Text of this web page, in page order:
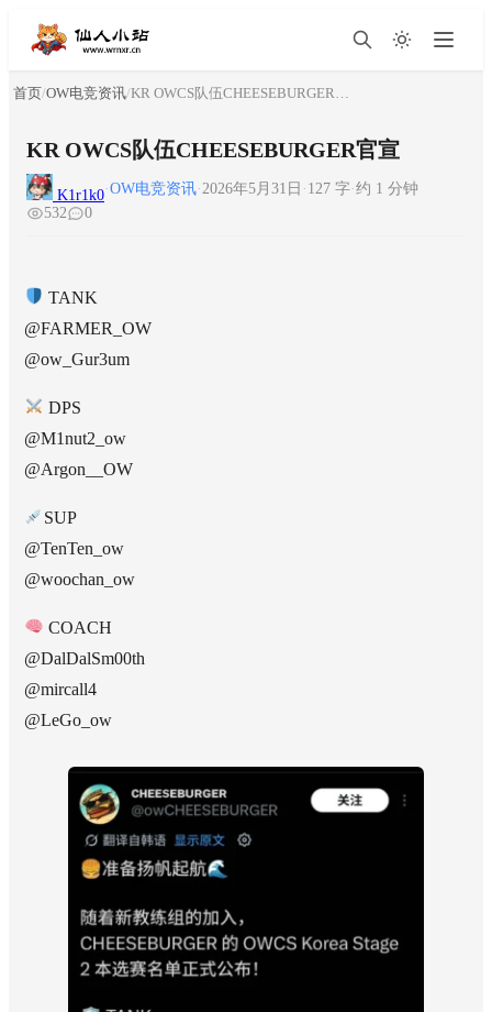
首页/OW电竞资讯/ KR OWCS队伍CHEESEBURGER官宣
KR OWCS队伍CHEESEBURGER官宣
K1r1k0·OW电竞资讯·2026年5月31日 · 127 字·约 1 分钟
532
0
TANK
@FARMER_OW
@ow_Gur3um
DPS
@M1nut2_ow
@Argon__OW
SUP
@TenTen_ow
@woochan_ow
COACH
@DalDalSm00th
@mircall4
@LeGo_ow